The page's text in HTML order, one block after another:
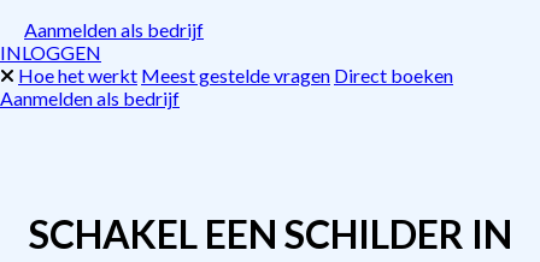
Aanmelden als bedrijf
INLOGGEN
Hoe het werkt Meest gestelde vragen Direct boeken
Aanmelden als bedrijf
SCHAKEL EEN SCHILDER IN